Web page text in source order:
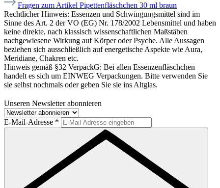
Fragen zum Artikel Pipettenfläschchen 30 ml braun
Rechtlicher Hinweis: Essenzen und Schwingungsmittel sind im
Sinne des Art. 2 der VO (EG) Nr. 178/2002 Lebensmittel und haben
keine direkte, nach klassisch wissenschaftlichen Maßstäben
nachgewiesene Wirkung auf Körper oder Psyche. Alle Aussagen
beziehen sich ausschließlich auf energetische Aspekte wie Aura,
Meridiane, Chakren etc.
Hinweis gemäß §32 VerpackG: Bei allen Essenzenfläschchen
handelt es sich um EINWEG Verpackungen. Bitte verwenden Sie
sie selbst nochmals oder geben Sie sie ins Altglas.
Unseren Newsletter abonnieren
E-Mail-Adresse *